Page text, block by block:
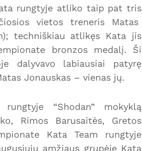
rungtyje atliko taip pat tris
vietos treneris Matas
techniškiau atlikęs Kata jis
bronzos medalį. Ši
dalyvavo labiausiai patyrę
Jonauskas – vienas jų.
“Shodan” mokyklą
Rimos Barusaitės, Gretos
Kata Team rungtyje
amžiaus grupėje Kata